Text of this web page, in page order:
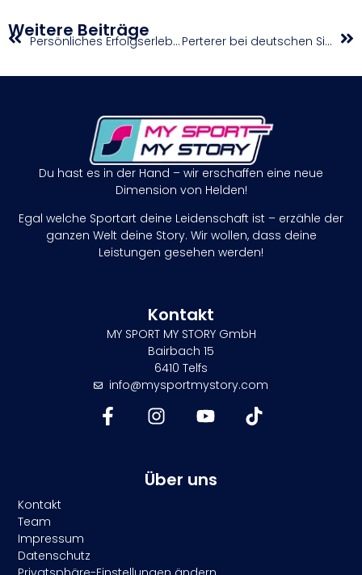
Weitere Beiträge Persönliches Erfolgserlebnis für Pötzi zum EM-Abschluss Perterer bei deutschen Siegen in Zell am See-Kaprun Sechste
Du hast es in der Hand – wir erschaffen eine neue
Dimension von Helden!
Egal welche Sportart deine Leidenschaft ist – erzähle der
ganzen Welt deine Story. Wir wollen, dass deine
Leistungen gesehen werden!
Kontakt
MY SPORT MY STORY GmbH
Bairbach 15
6410 Telfs
info@mysportmystory.com
Über uns
Kontakt
Team
Impressum
Datenschutz